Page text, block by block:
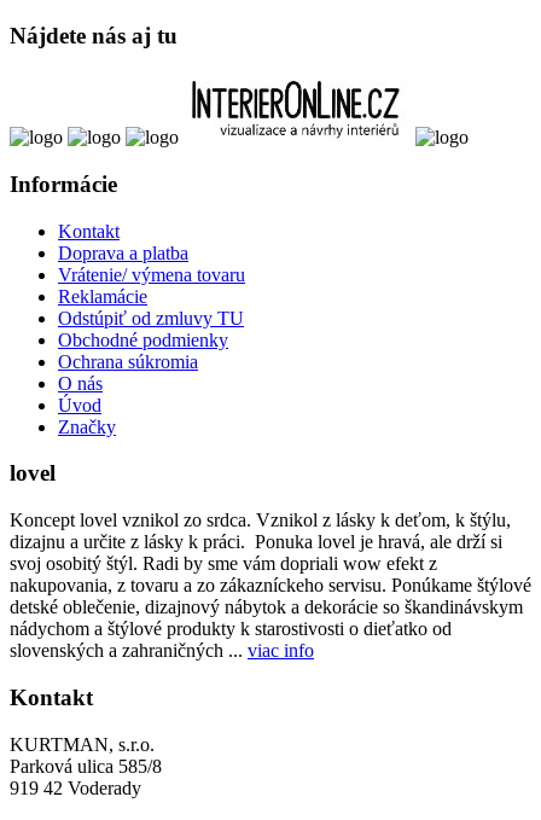
Nájdete nás aj tu
Informácie
Kontakt
Doprava a platba
Vrátenie/ výmena tovaru
Reklamácie
Odstúpiť od zmluvy TU
Obchodné podmienky
Ochrana súkromia
O nás
Úvod
Značky
lovel
Koncept lovel vznikol zo srdca. Vznikol z lásky k deťom, k štýlu,
dizajnu a určite z lásky k práci. Ponuka lovel je hravá, ale drží si
svoj osobitý štýl. Radi by sme vám dopriali wow efekt z
nakupovania, z tovaru a zo zákazníckeho servisu. Ponúkame štýlové
detské oblečenie, dizajnový nábytok a dekorácie so škandinávskym
nádychom a štýlové produkty k starostivosti o dieťatko od
slovenských a zahraničných ... viac info
Kontakt
KURTMAN, s.r.o.
Parková ulica 585/8
919 42 Voderady